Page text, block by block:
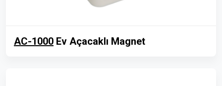
AC-1000 Ev Açacaklı Magnet